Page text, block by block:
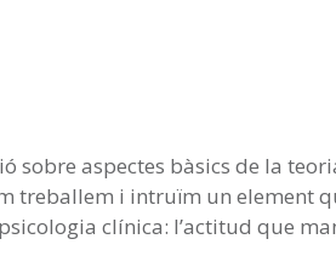
sobre aspectes bàsics de la
treballem i intruïm un element
clínica: l’actitud que